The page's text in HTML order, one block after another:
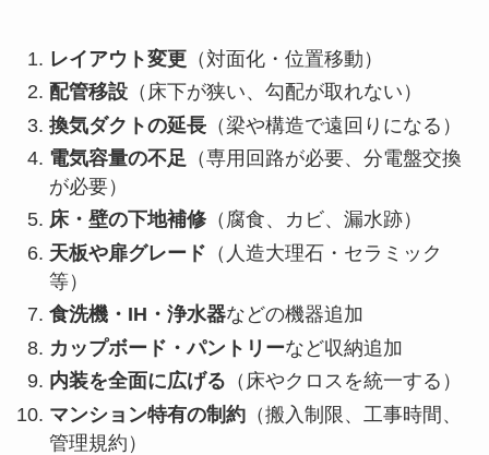
レイアウト変更（対面化・位置移動）
配管移設（床下が狭い、勾配が取れない）
換気ダクトの延長（梁や構造で遠回りになる）
電気容量の不足（専用回路が必要、分電盤交換
が必要）
床・壁の下地補修（腐食、カビ、漏水跡）
天板や扉グレード （人造大理石・セラミック
等）
食洗機・IH・浄水器などの機器追加
カップボード・パントリーなど収納追加
内装を全面に広げる （床やクロスを統一する）
マンション特有の制約（搬入制限、工事時間、
管理規約）